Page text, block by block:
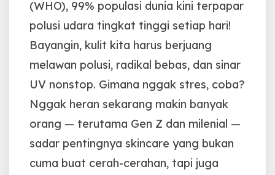
(WHO), 99% populasi dunia kini terpapar
polusi udara tingkat tinggi setiap hari!
Bayangin, kulit kita harus berjuang
melawan polusi, radikal bebas, dan sinar
UV nonstop. Gimana nggak stres, coba?
Nggak heran sekarang makin banyak
orang — terutama Gen Z dan milenial —
sadar pentingnya skincare yang bukan
cuma buat cerah-cerahan, tapi juga